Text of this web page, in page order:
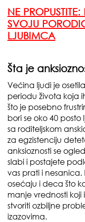
NE PROPUSTITE:
SVOJU
LJUBIMCA
Šta je
Većina ljudi je
periodu života koja
što je posebno
bori se oko 40 posto
sa roditeljskom
za egzistenciju
anksioznosti se
slabi i postajete
vas prati i nesanica.
osećaju i deca što
manje vrednosti
stvoriti ozbiljne
izazovima.